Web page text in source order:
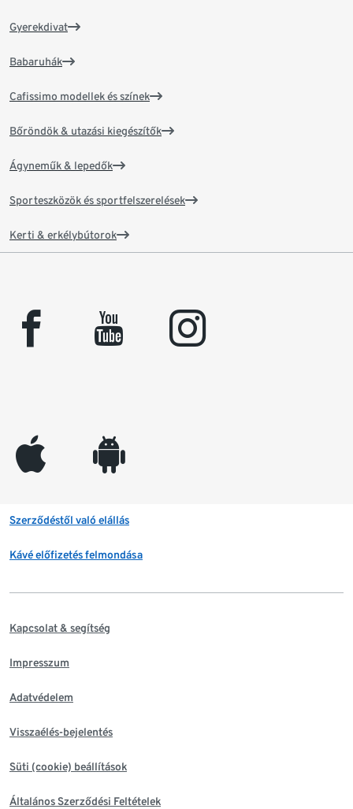
Gyerekdivat
Babaruhák
Cafissimo modellek és színek
Bőröndök & utazási kiegészítők
Ágyneműk & lepedők
Sporteszközök és sportfelszerelések
Kerti & erkélybútorok
facebook youtube instagram
appleinc android
Szerződéstől való elállás
Kávé előfizetés felmondása
Kapcsolat & segítség
Impresszum
Adatvédelem
Visszaélés-bejelentés
Süti (cookie) beállítások
Általános Szerződési Feltételek